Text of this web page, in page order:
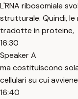
L'RNA ribosomiale
strutturale. Quindi, le
tradotte in proteine,
16:30
Speaker A
ma costituiscono
cellulari su cui
16:40